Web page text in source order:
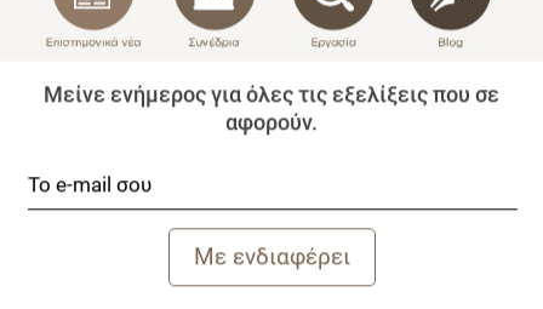
Δικαιολογητικά και Προϋποθέσεις έναρξης
επαγγέλματος στην Εφορία
Μείνε ενήμερος για όλες τις εξελίξεις που σε
αφορούν.